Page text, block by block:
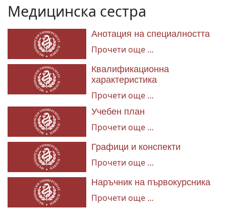
Медицинска сестра
Анотация на специалността
Прочети още …
Квалификационна
характеристика
Прочети още …
Учебен план
Прочети още …
Графици и конспекти
Прочети още …
Наръчник на първокурсника
Прочети още …